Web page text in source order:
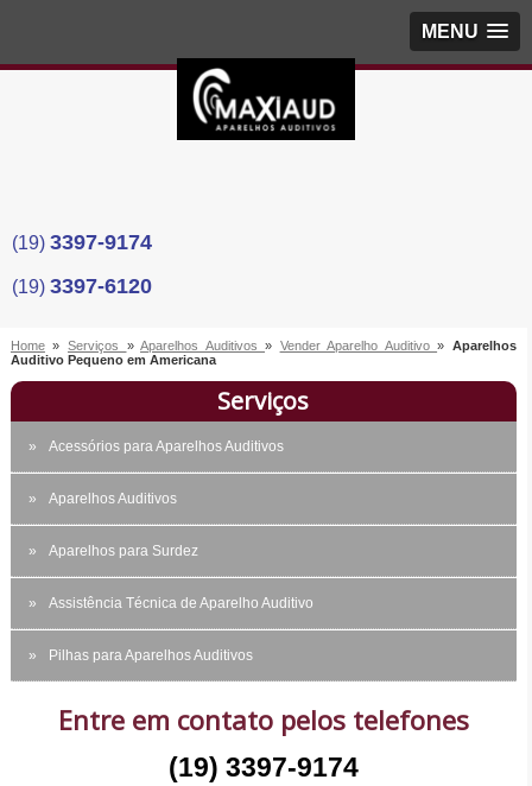
MENU
(19) 3397-9174
(19) 3397-6120
Home » Serviços »Aparelhos Auditivos» Vender Aparelho Auditivo» Aparelhos
Auditivo Pequeno em Americana
Serviços
Acessórios para Aparelhos Auditivos
Aparelhos Auditivos
Aparelhos para Surdez
Assistência Técnica de Aparelho Auditivo
Pilhas para Aparelhos Auditivos
Entre em contato pelos telefones
(19) 3397-9174